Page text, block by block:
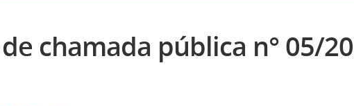
chamada pública n° 05/